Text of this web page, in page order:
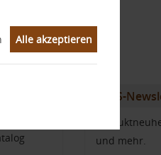
STBS-
und mehr.
Alle akzeptieren